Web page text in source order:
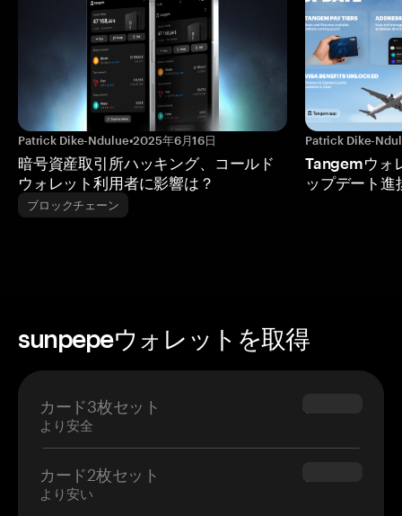
Patrick Dike-Ndulue•2025年6月16日
暗号資産取引所ハッキング、コールド
ウォレット利用者に影響は？
ブロックチェーン
Patrick Dike-
Tangemウォ
ップデート進
sunpepeウォレットを取得
カード3枚セット
より安全
$69.90
カード2枚セット
より安い
$54.90